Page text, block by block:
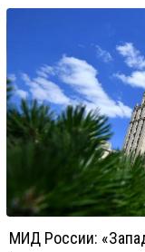
МИД России: